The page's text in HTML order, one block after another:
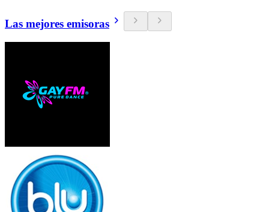
Las mejores emisoras